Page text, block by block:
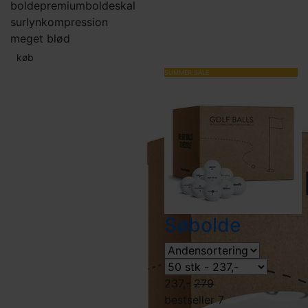
boldepremiumboldeskal
surlynkompression
meget blød
køb
SUMMER SALE
Søbolde
237,- 279
bestseller 7